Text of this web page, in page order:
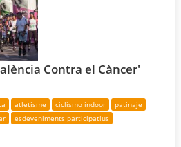
Contra el Càncer'
atletisme ciclismo indoor
patinaje
esdeveniments participatius